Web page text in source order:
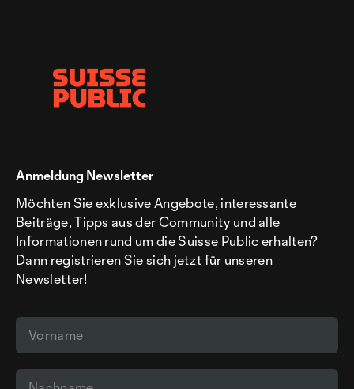
Anmeldung Newsletter
Möchten Sie exklusive Angebote, interessante
Beiträge, Tipps aus der Community und alle
Informationen rund um die Suisse Public erhalten?
Dann registrieren Sie sich jetzt für unseren
Newsletter!